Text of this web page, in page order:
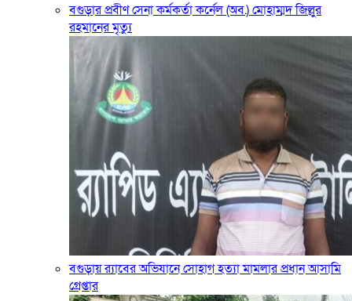
বগুড়ার প্রবীণ সেনা কর্মকর্তা কর্নেল (অব.) মোহাম্মদ জিল্লুর
রহমানের মৃত্যু
‎বগুড়ায় র‍্যাবের অভিযানে সোহাগ হত্যা মামলার প্রধান আসামি
গ্রেপ্তার